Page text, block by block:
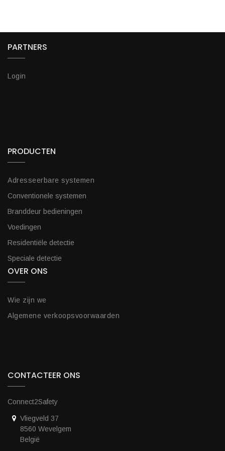
PARTNERS
Login
PRODUCTEN
Adresseerbare systemen
Conventionele systemen
Branddeur bedieningen
Voedingen
Residentiële detectie
Speciale detectie
OVER ONS
Wie zijn we
Algemene verkoopsvoorwaarden
CONTACTEER ONS
Connect2Safety
Vliegveld 37
8560 Wevelgem
België